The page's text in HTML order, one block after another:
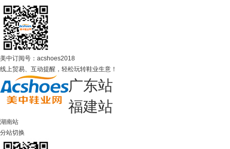
美中订阅号：acshoes2018
线上贸易、互动提醒，轻松玩转鞋业生意！
广东站
福建站
湖南站
分站切换